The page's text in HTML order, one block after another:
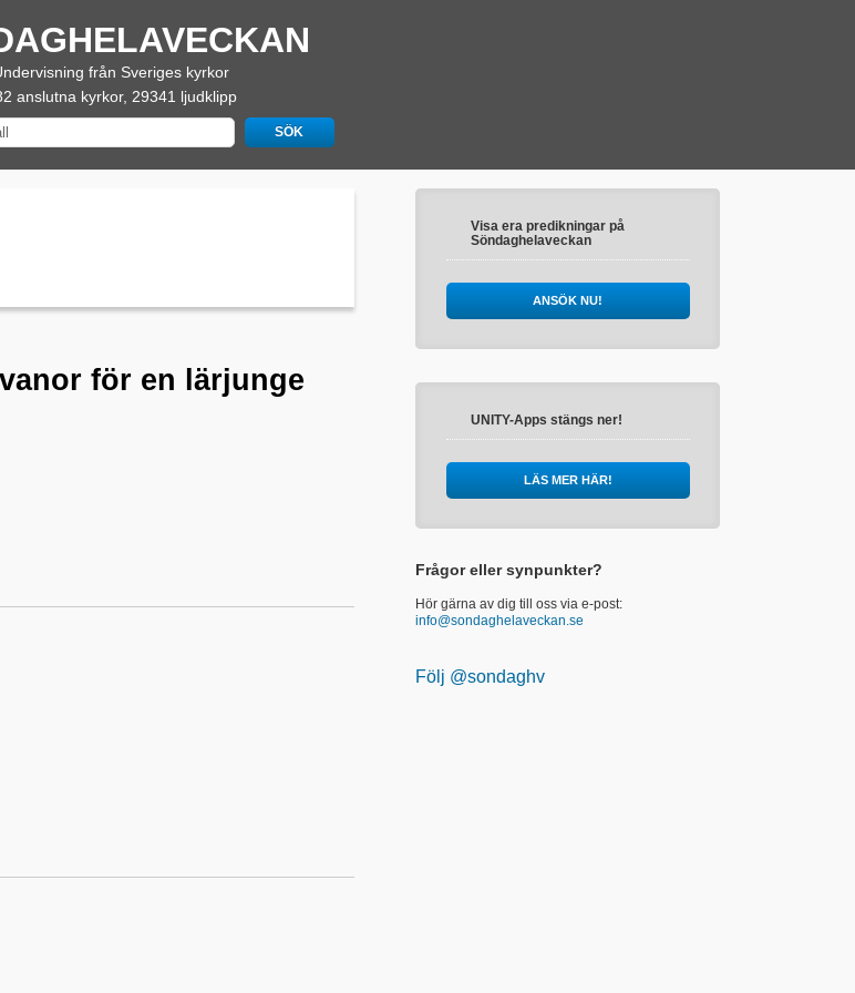
från Sveriges kyrkor
anslutna kyrkor, 29341 ljudklipp
för en lärjunge
Visa era predikningar på
Söndaghelaveckan
ANSÖK NU!
UNITY-Apps stängs ner!
LÄS MER HÄR!
Frågor eller synpunkter?
Hör gärna av dig till oss via e-post:
info@sondaghelaveckan.se
Följ @sondaghv